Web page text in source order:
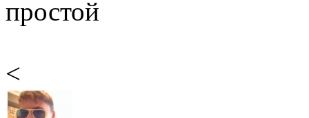
простой
<